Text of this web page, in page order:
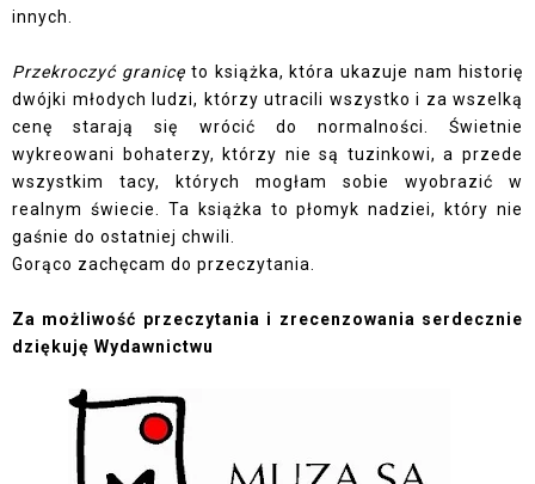
innych.
Przekroczyć granicęto książka, która ukazuje nam historię
dwójki młodych ludzi, którzy utracili wszystko i za wszelką
cenę starają się wrócić do normalności. Świetnie
wykreowani bohaterzy, którzy nie są tuzinkowi, a przede
wszystkim tacy, których mogłam sobie wyobrazić w
realnym świecie. Ta książka to płomyk nadziei, który nie
gaśnie do ostatniej chwili.
Gorąco zachęcam do przeczytania.
Za możliwość przeczytania i zrecenzowania serdecznie
dziękuję Wydawnictwu